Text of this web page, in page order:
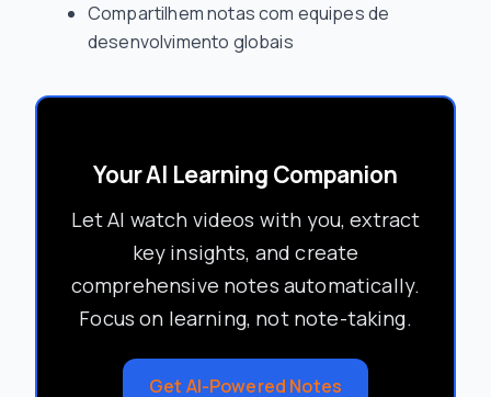
Compartilhem notas com equipes de
desenvolvimento globais
Your AI Learning Companion
Let AI watch videos with you, extract
key insights, and create
comprehensive notes automatically.
Focus on learning, not note-taking.
Get AI-Powered Notes